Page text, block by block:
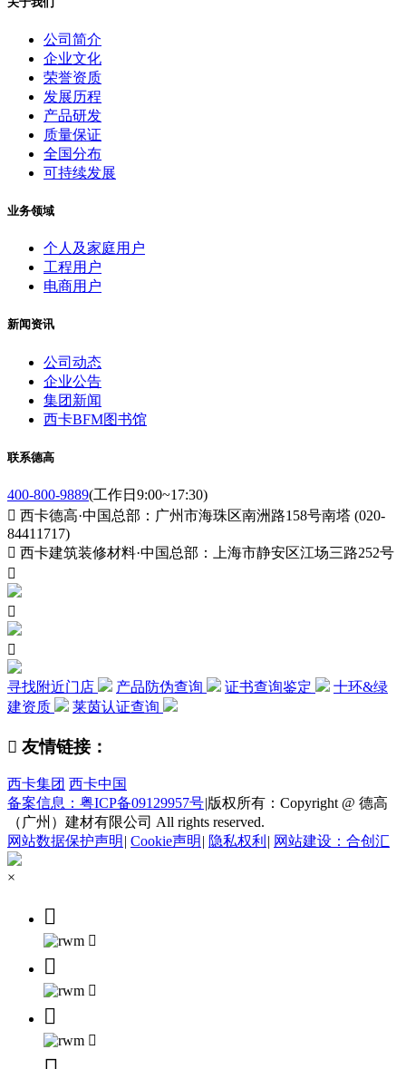
公司简介
企业文化
荣誉资质
发展历程
产品研发
质量保证
全国分布
可持续发展
业务领域
个人及家庭用户
工程用户
电商用户
新闻资讯
公司动态
企业公告
集团新闻
西卡BFM图书馆
联系德高
400-800-9889(工作日9:00~17:30)
 西卡德高·中国总部：广州市海珠区南洲路158号南塔 (020-
84411717)
 西卡建筑装修材料·中国总部：上海市静安区江场三路252号



寻找附近门店 产品防伪查询 证书查询鉴定
十环&绿
建资质
莱茵认证查询
 友情链接：
西卡集团 西卡中国
备案信息：粤ICP备09129957号|版权所有：Copyright @ 德高
（广州）建材有限公司 All rights reserved.
网站数据保护声明 | Cookie声明 | 隐私权利 | 网站建设：合创汇
×





